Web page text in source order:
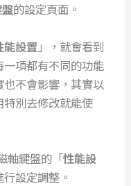
的設定頁面。
能設置 」，就會看到
項都有不同的功能
不會影響，其實以
別去修改就能使
軸鍵盤的「性能設
設定調整。